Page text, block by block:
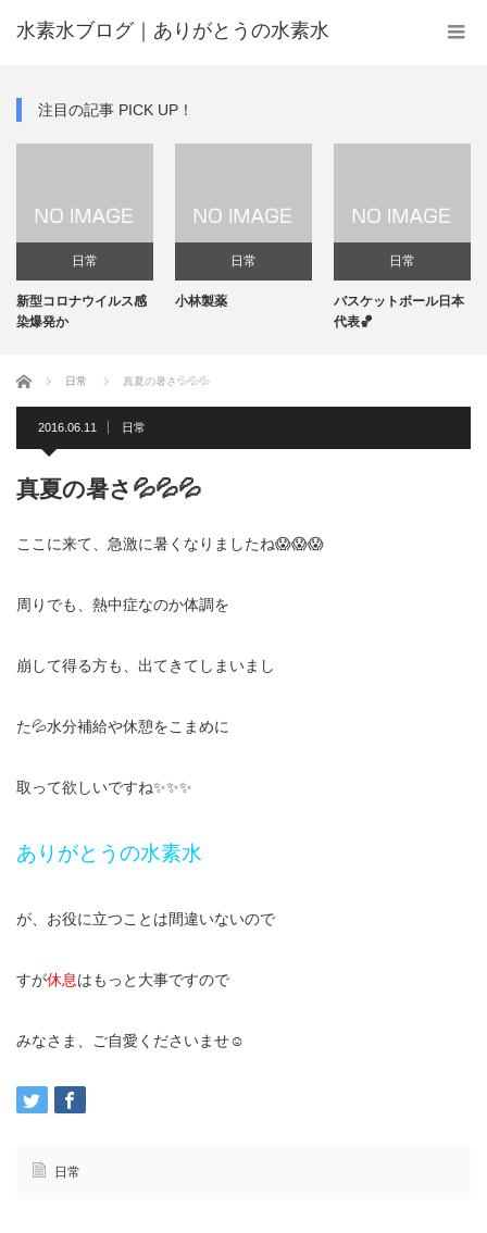
水素水ブログ｜ありがとうの水素水
注目の記事 PICK UP！
日常
新型コロナウイルス感
染爆発か
日常
小林製薬
日常
バスケットボール日本
代表🏀
ホーム 日常 真夏の暑さ💦💦💦
2016.06.11 日常
真夏の暑さ💦💦💦
ここに来て、急激に暑くなりましたね😱😱😱
周りでも、熱中症なのか体調を
崩して得る方も、出てきてしまいまし
た💦水分補給や休憩をこまめに
取って欲しいですね✨✨✨
ありがとうの水素水
が、お役に立つことは間違いないので
すが休息はもっと大事ですので
みなさま、ご自愛くださいませ☺️
日常